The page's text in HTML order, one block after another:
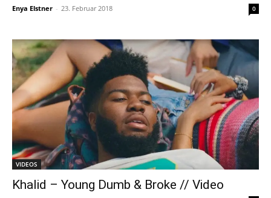
Enya Elstner - 23. Februar 2018 0
VIDEOS
Khalid – Young Dumb & Broke // Video